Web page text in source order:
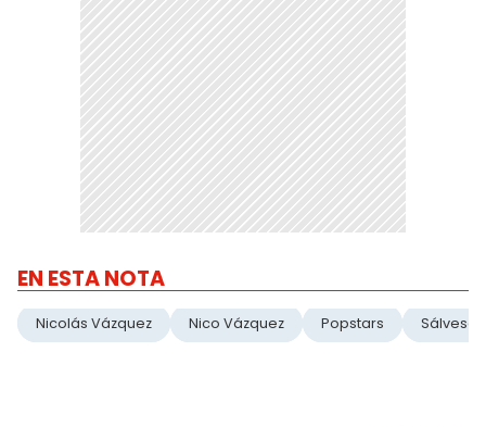
EN ESTA NOTA
Nicolás Vázquez Nico Vázquez Popstars Sálvese